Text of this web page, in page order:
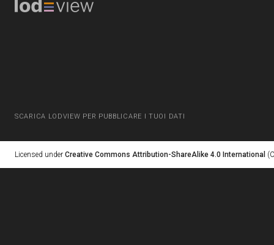
SCARICA LODVIEW PER PUBBLICARE I TUOI DATI
Licensed under Creative Commons Attribution-ShareAlike 4.0 International